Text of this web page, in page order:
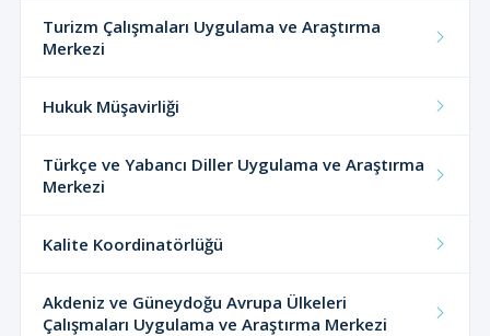
Turizm Çalışmaları Uygulama ve Araştırma
Merkezi
Hukuk Müşavirliği
Türkçe ve Yabancı Diller Uygulama ve Araştırma
Merkezi
Kalite Koordinatörlüğü
Akdeniz ve Güneydoğu Avrupa Ülkeleri
Çalışmaları Uygulama ve Araştırma Merkezi